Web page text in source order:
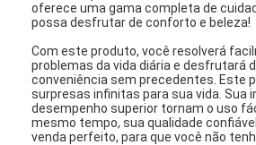
oferece uma gama completa de
possa desfrutar de conforto e beleza!
Com este produto, você resolverá
problemas da vida diária e desfrutará
conveniência sem precedentes. Este
surpresas infinitas para sua vida. Sua
desempenho superior tornam o uso
mesmo tempo, sua qualidade
venda perfeito, para que você não